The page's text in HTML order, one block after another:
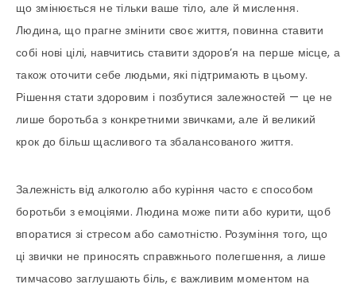
що змінюється не тільки ваше тіло, але й мислення.
Людина, що прагне змінити своє життя, повинна ставити
собі нові цілі, навчитись ставити здоров’я на перше місце, а
також оточити себе людьми, які підтримають в цьому.
Рішення стати здоровим і позбутися залежностей — це не
лише боротьба з конкретними звичками, але й великий
крок до більш щасливого та збалансованого життя.
Залежність від алкоголю або куріння часто є способом
боротьби з емоціями. Людина може пити або курити, щоб
впоратися зі стресом або самотністю. Розуміння того, що
ці звички не приносять справжнього полегшення, а лише
тимчасово заглушають біль, є важливим моментом на